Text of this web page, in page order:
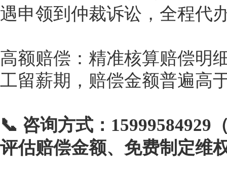
遇申领到仲裁诉讼，全程代
高额赔偿：精准核算赔偿明
工留薪期，赔偿金额普遍高
📞 咨询方式：15999584929
评估赔偿金额、免费制定维